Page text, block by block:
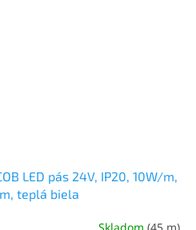
LED pás 24V, IP20, 10W/m,
teplá biela
Skladom (45 m)